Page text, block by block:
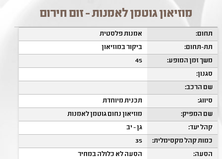
מוזיאון גוטמן לאמנות - זום חירום
תחום:
אמנות פלסטית
תת-תחום:
ביקור במוזיאון
משך זמן המופע:
45
סגנון:
שם הרכב:
סיווג:
תכנית מיוחדת
שם המפיק:
מוזיאון נחום גוטמן לאמנות
קהל יעד:
גן - יב
כמות קהל מקסימלית:
35
הסעה:
הסעה לא כלולה במחיר